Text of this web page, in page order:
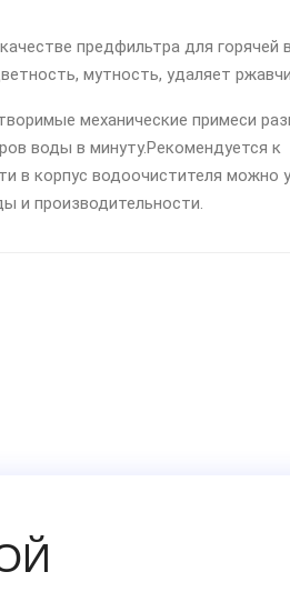
предфильтра для горячей
мутность, удаляет
механические примеси
воды в минуту.Рекомендуется к
в корпус водоочистителя можно
и производительности.